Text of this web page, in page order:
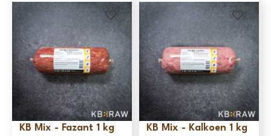
aantal
kg
KB Mix - Fazant 1 kg KB Mix - Kalkoen 1 kg